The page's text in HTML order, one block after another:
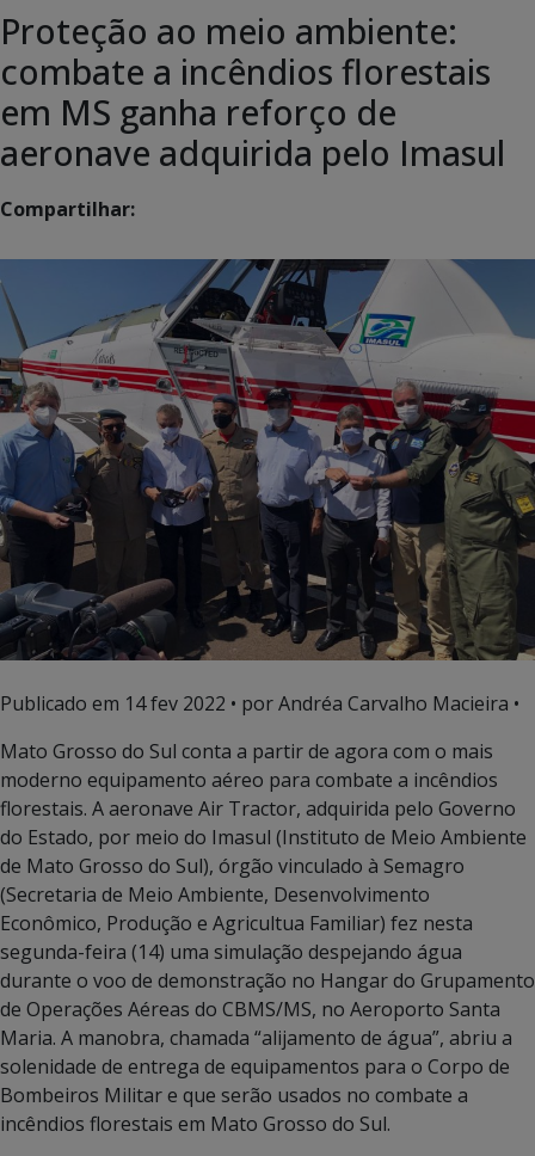
Proteção ao meio ambiente:
combate a incêndios florestais
em MS ganha reforço de
aeronave adquirida pelo Imasul
Compartilhar:
Publicado em 14 fev 2022 • por Andréa Carvalho Macieira •
Mato Grosso do Sul conta a partir de agora com o mais
moderno equipamento aéreo para combate a incêndios
florestais. A aeronave Air Tractor, adquirida pelo Governo
do Estado, por meio do Imasul (Instituto de Meio Ambiente
de Mato Grosso do Sul), órgão vinculado à Semagro
(Secretaria de Meio Ambiente, Desenvolvimento
Econômico, Produção e Agricultua Familiar) fez nesta
segunda-feira (14) uma simulação despejando água
durante o voo de demonstração no Hangar do Grupamento
de Operações Aéreas do CBMS/MS, no Aeroporto Santa
Maria. A manobra, chamada “alijamento de água”, abriu a
solenidade de entrega de equipamentos para o Corpo de
Bombeiros Militar e que serão usados no combate a
incêndios florestais em Mato Grosso do Sul.